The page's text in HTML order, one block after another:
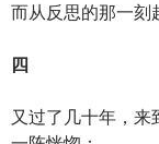
而从反思的那一刻
四
又过了几十年，